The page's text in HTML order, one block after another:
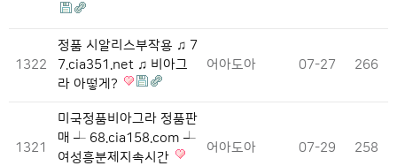
1322
정품 시알리스부작용 ♫ 7
7.cia351.net ♫ 비아그
라 아떻게?
어아도아 07-27 266
1321
미국정품비아그라 정품판
매 ┵ 68.cia158.com ┵
여성흥분제지속시간
어아도아 07-29 258